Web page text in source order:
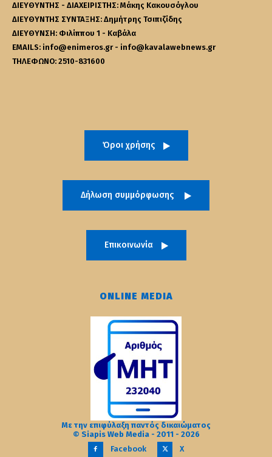
ΔΙΕΥΘΥΝΤΗΣ - ΔΙΑΧΕΙΡΙΣΤΗΣ: Μάκης Κακουσόγλου
ΔΙΕΥΘΥΝΤΗΣ ΣΥΝΤΑΞΗΣ: Δημήτρης Τσιπιζίδης
ΔΙΕΥΘΥΝΣΗ: Φιλίππου 1 - Καβάλα
EMAILS: info@enimeros.gr - info@kavalawebnews.gr
ΤΗΛΕΦΩΝΟ: 2510-831600
Όροι χρήσης
Δήλωση συμμόρφωσης
Επικοινωνία
ONLINE MEDIA
Με την επιφύλαξη παντός δικαιώματος
© Siapis Web Media - 2011 - 2026
Facebook
X